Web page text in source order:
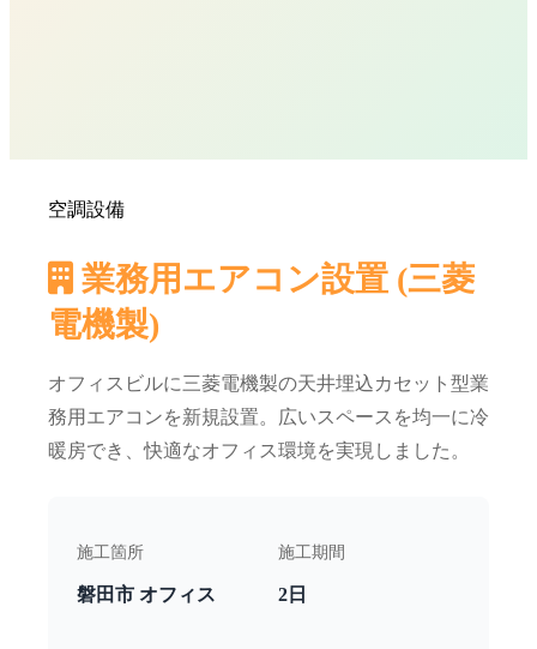
空調設備
業務用エアコン設置 (三菱
電機製)
オフィスビルに三菱電機製の天井埋込カセット型業
務用エアコンを新規設置。広いスペースを均一に冷
暖房でき、快適なオフィス環境を実現しました。
施工箇所
磐田市 オフィス
施工期間
2日